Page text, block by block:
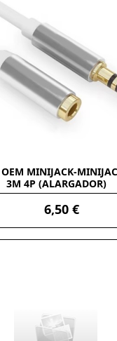
MINIJACK-
3M 4P (ALARGADOR)
6,50 €